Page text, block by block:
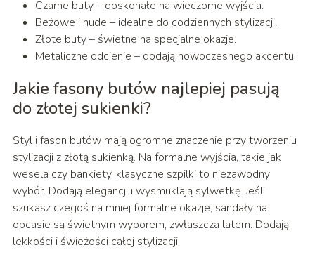
Czarne buty – doskonałe na wieczorne wyjścia.
Beżowe i nude – idealne do codziennych stylizacji.
Złote buty – świetne na specjalne okazje.
Metaliczne odcienie – dodają nowoczesnego akcentu.
Jakie fasony butów najlepiej pasują
do złotej sukienki?
Styl i fason butów mają ogromne znaczenie przy tworzeniu
stylizacji z złotą sukienką. Na formalne wyjścia, takie jak
wesela czy bankiety, klasyczne szpilki to niezawodny
wybór. Dodają elegancji i wysmuklają sylwetkę. Jeśli
szukasz czegoś na mniej formalne okazje, sandały na
obcasie są świetnym wyborem, zwłaszcza latem. Dodają
lekkości i świeżości całej stylizacji.